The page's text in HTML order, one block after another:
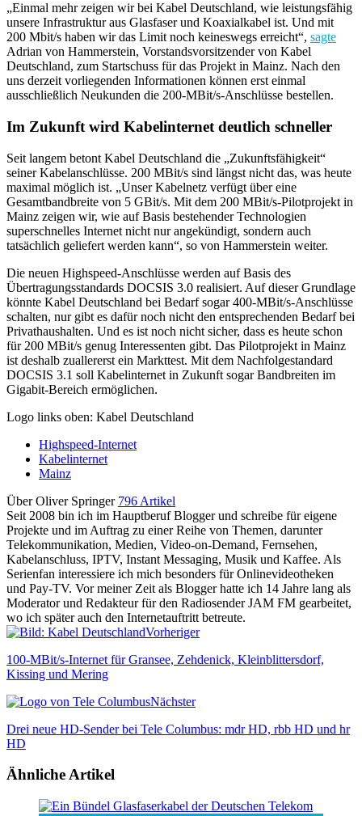
„Einmal mehr zeigen wir bei Kabel Deutschland, wie leistungsfähig
unsere Infrastruktur aus Glasfaser und Koaxialkabel ist. Und mit
200 Mbit/s haben wir das Limit noch keineswegs erreicht“, sagte
Adrian von Hammerstein, Vorstandsvorsitzender von Kabel
Deutschland, zum Startschuss für das Projekt in Mainz. Nach den
uns derzeit vorliegenden Informationen können erst einmal
ausschließlich Neukunden die 200-MBit/s-Anschlüsse bestellen.
Im Zukunft wird Kabelinternet deutlich schneller
Seit langem betont Kabel Deutschland die „Zukunftsfähigkeit“
seiner Kabelanschlüsse. 200 MBit/s sind längst nicht das, was heute
maximal möglich ist. „Unser Kabelnetz verfügt über eine
Gesamtbandbreite von 5 GBit/s. Mit dem 200 MBit/s-Pilotprojekt in
Mainz zeigen wir, wie auf Basis bestehender Technologien
superschnelles Internet nicht nur angekündigt, sondern auch
tatsächlich geliefert werden kann“, so von Hammerstein weiter.
Die neuen Highspeed-Anschlüsse werden auf Basis des
Übertragungsstandards DOCSIS 3.0 realisiert. Auf dieser Grundlage
könnte Kabel Deutschland bei Bedarf sogar 400-MBit/s-Anschlüsse
schalten, nur gibt es dafür noch nicht den entsprechenden Bedarf bei
Privathaushalten. Und es ist noch nicht sicher, dass es heute schon
für 200 MBit/s genug Interessenten gibt. Das Pilotprojekt in Mainz
ist deshalb zuallererst ein Markttest. Mit dem Nachfolgestandard
DOCSIS 3.1 soll Kabelinternet in Zukunft sogar Bandbreiten im
Gigabit-Bereich ermöglichen.
Logo links oben: Kabel Deutschland
Highspeed-Internet
Kabelinternet
Mainz
Über Oliver Springer 796 Artikel
Seit 2008 bin ich im Hauptberuf Blogger und schreibe für eigene
Projekte und im Auftrag zu einer Reihe von Themen, darunter
Telekommunikation, Medien, Video-on-Demand, Fernsehen,
Kabelanschluss, IPTV, Instant Messaging, Musik und Kaffee. Als
Serienfan interessiere ich mich besonders für Onlinevideotheken
und Pay-TV. Vor meiner Zeit als Blogger hatte ich 14 Jahre lang als
Moderator und Redakteur für den Radiosender JAM FM gearbeitet,
wo ich später auch den Internetauftritt betreute.
Vorheriger
100-MBit/s-Internet für Gransee, Zehdenick, Kleinblittersdorf,
Kissing und Mering
Nächster
Drei neue HD-Sender bei Tele Columbus: mdr HD, rbb HD und hr
HD
Ähnliche Artikel